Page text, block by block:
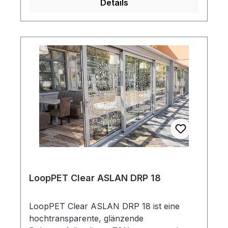
bewahrt. Da es kein PVC und keine
lösemittelhaltigen Klebstoffe enthält,
werden keine schädlichen Dämpfe
freigesetzt, was zu einer geringeren
Umweltauswirkung führt.
Details
LoopPET Clear ASLAN DRP 18
LoopPET Clear ASLAN DRP 18 ist eine
hochtransparente, glänzende